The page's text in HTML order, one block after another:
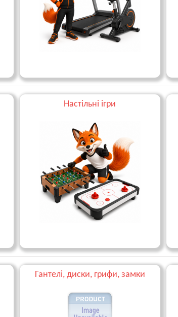
Настільні ігри
Гантелі, диски, грифи, замки